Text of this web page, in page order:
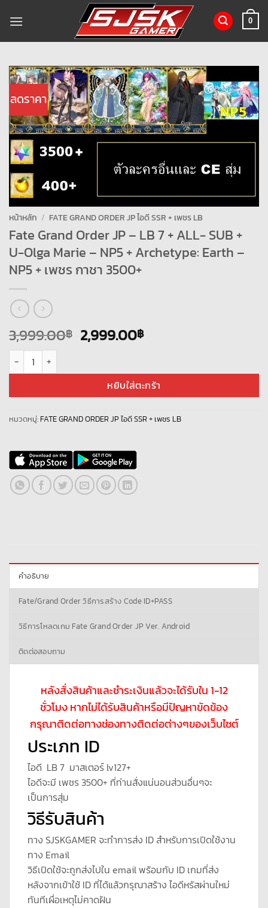
0
ลดราคา
หน้าหลัก / FATE GRAND ORDER JP ไอดี SSR + เพชร LB
Fate Grand Order JP – LB 7 + ALL- SUB +
U-Olga Marie – NP5 + Archetype: Earth –
NP5 + เพชร กาชา 3500+
3,999.00฿ Original
price
3,999.00฿.
2,999.00฿Current
2,999.00฿.
จำนวน Fate Grand Order JP - LB 7 + ALL- SUB + U-Olga Marie - NP5
หยิบใส่ตะกร้า
หมวดหมู่: FATE GRAND ORDER JP ไอดี SSR + เพชร LB
คำอธิบาย
Fate/Grand Order วิธีการสร้าง Code ID+PASS
วิธีการโหลดเกม Fate Grand Order JP Ver. Android
ติดต่อสอบถาม
หลังสั่งสินค้าและชำระเงินแล้วจะได้รับใน 1-12
ชั่วโมง หากไม่ได้รับสินค้าหรือมีปัญหาขัดข้อง
กรุณาติดต่อทางช่องทางติดต่อต่างๆของเว็บไซต์
ประเภท ID
ไอดี LB 7 มาสเตอร์ lv127+
ไอดีจะมี เพชร 3500+ ที่ท่านสั่งแน่นอนส่วนอื่นๆจะ
เป็นการสุ่ม
วิธีรับสินค้า
ทาง SJSKGAMER จะทำการส่ง ID สำหรับการเปิดใช้งาน
ทาง Email
วิธีเปิดใช้จะถูกส่งไปใน email พร้อมกับ ID เกมที่ส่ง
หลังจากเข้าใช้ ID ที่ได้แล้วกรุณาสร้าง ไอดีหรัสผ่านใหม่
ทันทีเผื่อเหตุไม่คาดฝัน